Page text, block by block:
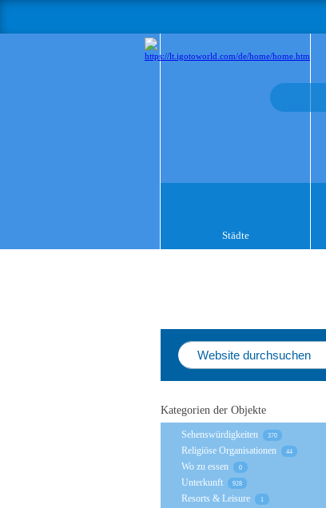
Städte
Kategorien der Objekte
Sehenswürdigkeiten 370
Religiöse Organisationen 44
Wo zu essen 0
Unterkunft 928
Resorts & Leisure 1